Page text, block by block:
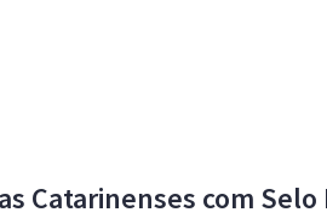
Catarinenses com